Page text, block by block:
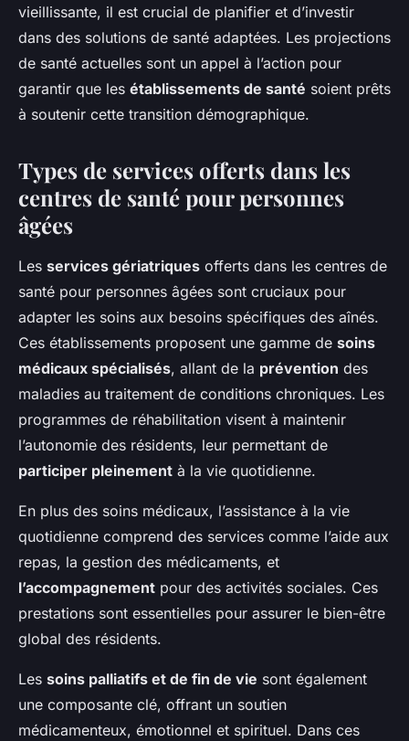
vieillissante, il est crucial de planifier et d’investir
dans des solutions de santé adaptées. Les projections
de santé actuelles sont un appel à l’action pour
garantir que les établissements de santé soient prêts
à soutenir cette transition démographique.
Types de services offerts dans les
centres de santé pour personnes
âgées
Les services gériatriques offerts dans les centres de
santé pour personnes âgées sont cruciaux pour
adapter les soins aux besoins spécifiques des aînés.
Ces établissements proposent une gamme de soins
médicaux spécialisés, allant de la prévention des
maladies au traitement de conditions chroniques. Les
programmes de réhabilitation visent à maintenir
l’autonomie des résidents, leur permettant de
participer pleinement à la vie quotidienne.
En plus des soins médicaux, l’assistance à la vie
quotidienne comprend des services comme l’aide aux
repas, la gestion des médicaments, et
l’accompagnement pour des activités sociales. Ces
prestations sont essentielles pour assurer le bien-être
global des résidents.
Les soins palliatifs et de fin de vie sont également
une composante clé, offrant un soutien
médicamenteux, émotionnel et spirituel. Dans ces